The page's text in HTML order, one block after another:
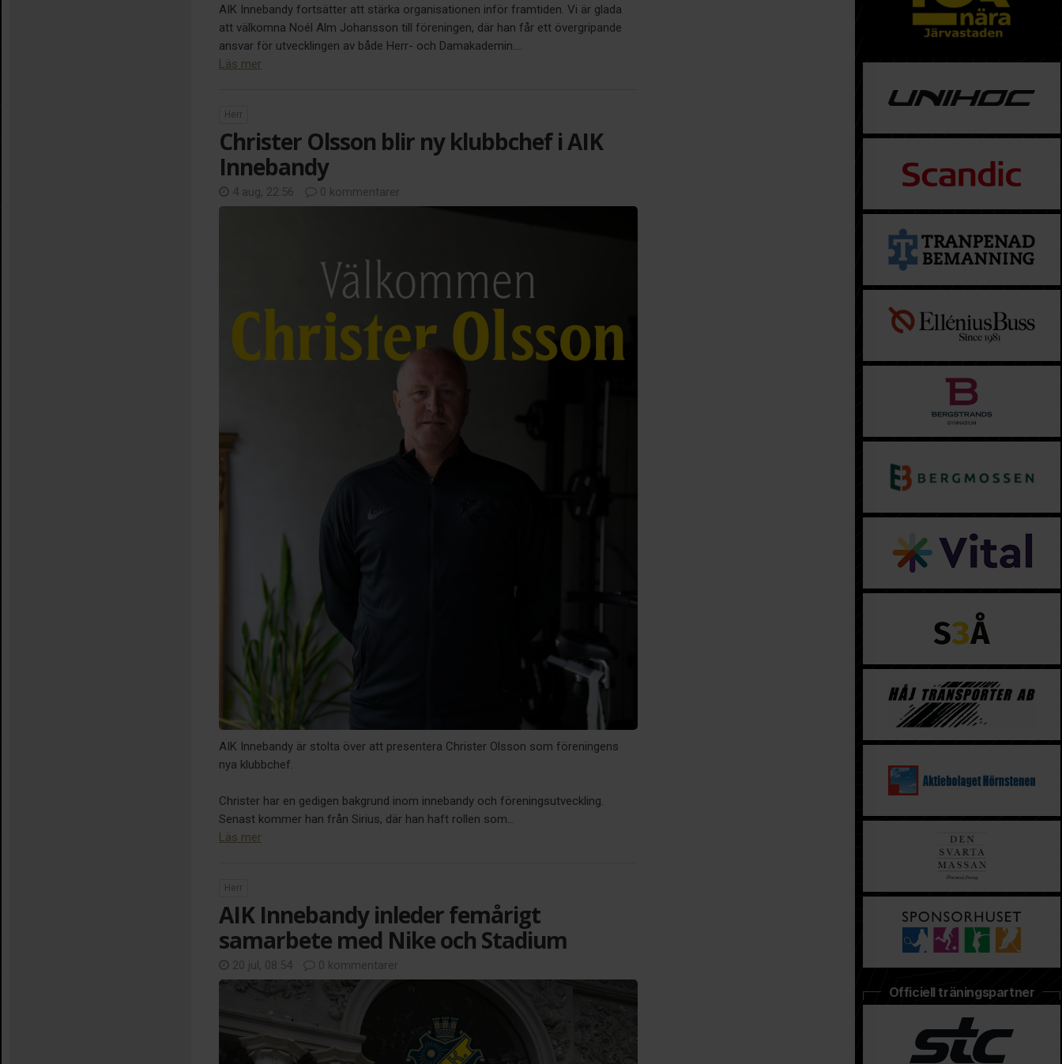
AIK Innebandy fortsätter att stärka organisationen inför framtiden. Vi är glada
att välkomna Noél Alm Johansson till föreningen, där han får ett övergripande
ansvar för utvecklingen av både Herr- och Damakademin....
Läs mer
Herr
Christer Olsson blir ny klubbchef i AIK
Innebandy
4 aug, 22:56 0 kommentarer
AIK Innebandy är stolta över att presentera Christer Olsson som föreningens
nya klubbchef.
Christer har en gedigen bakgrund inom innebandy och föreningsutveckling.
Senast kommer han från Sirius, där han haft rollen som...
Läs mer
Herr
AIK Innebandy inleder femårigt
samarbete med Nike och Stadium
20 jul, 08:54 0 kommentarer
Officiell träningspartner